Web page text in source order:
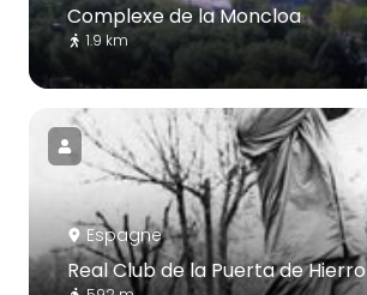
Complexe de la Moncloa
1.9 km
Espagne
Real Club de la Puerta de Hierro